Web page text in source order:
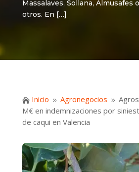
Massalaves, Sollana, Almusafes
otros. En […]
 Inicio 9 Agronegocios 9
M€ en indemnizaciones por
de caqui en Valencia